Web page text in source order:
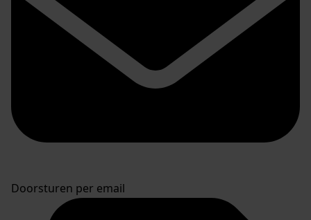
Doorsturen per email